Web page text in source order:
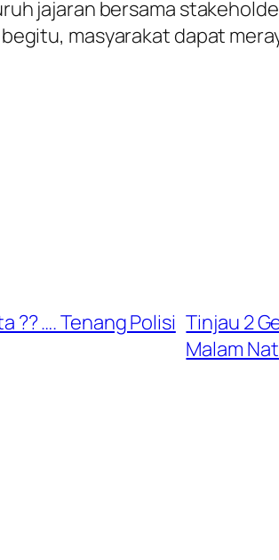
jajaran bersama
masyarakat dapat
?? …. Tenang Polisi Tinjau 2
Malam